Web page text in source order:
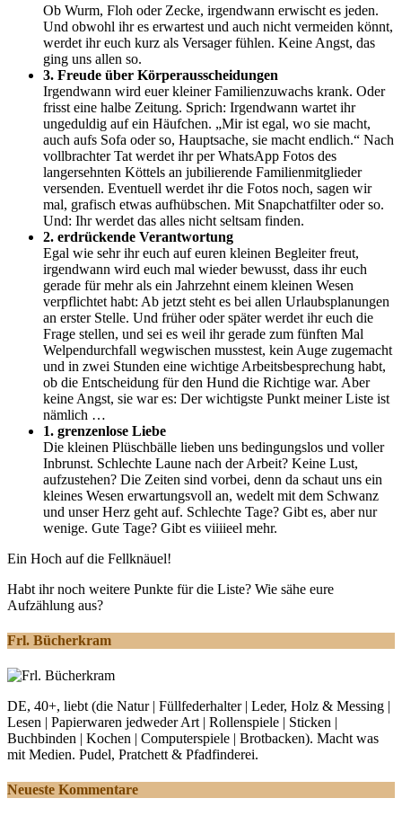
Ob Wurm, Floh oder Zecke, irgendwann erwischt es jeden.
Und obwohl ihr es erwartest und auch nicht vermeiden könnt,
werdet ihr euch kurz als Versager fühlen. Keine Angst, das
ging uns allen so.
3. Freude über Körperausscheidungen
Irgendwann wird euer kleiner Familienzuwachs krank. Oder
frisst eine halbe Zeitung. Sprich: Irgendwann wartet ihr
ungeduldig auf ein Häufchen. „Mir ist egal, wo sie macht,
auch aufs Sofa oder so, Hauptsache, sie macht endlich.“ Nach
vollbrachter Tat werdet ihr per WhatsApp Fotos des
langersehnten Köttels an jubilierende Familienmitglieder
versenden. Eventuell werdet ihr die Fotos noch, sagen wir
mal, grafisch etwas aufhübschen. Mit Snapchatfilter oder so.
Und: Ihr werdet das alles nicht seltsam finden.
2. erdrückende Verantwortung
Egal wie sehr ihr euch auf euren kleinen Begleiter freut,
irgendwann wird euch mal wieder bewusst, dass ihr euch
gerade für mehr als ein Jahrzehnt einem kleinen Wesen
verpflichtet habt: Ab jetzt steht es bei allen Urlaubsplanungen
an erster Stelle. Und früher oder später werdet ihr euch die
Frage stellen, und sei es weil ihr gerade zum fünften Mal
Welpendurchfall wegwischen musstest, kein Auge zugemacht
und in zwei Stunden eine wichtige Arbeitsbesprechung habt,
ob die Entscheidung für den Hund die Richtige war. Aber
keine Angst, sie war es: Der wichtigste Punkt meiner Liste ist
nämlich …
1. grenzenlose Liebe
Die kleinen Plüschbälle lieben uns bedingungslos und voller
Inbrunst. Schlechte Laune nach der Arbeit? Keine Lust,
aufzustehen? Die Zeiten sind vorbei, denn da schaut uns ein
kleines Wesen erwartungsvoll an, wedelt mit dem Schwanz
und unser Herz geht auf. Schlechte Tage? Gibt es, aber nur
wenige. Gute Tage? Gibt es viiiieel mehr.
Ein Hoch auf die Fellknäuel!
Habt ihr noch weitere Punkte für die Liste? Wie sähe eure
Aufzählung aus?
Frl. Bücherkram
DE, 40+, liebt (die Natur | Füllfederhalter | Leder, Holz & Messing |
Lesen | Papierwaren jedweder Art | Rollenspiele | Sticken |
Buchbinden | Kochen | Computerspiele | Brotbacken). Macht was
mit Medien. Pudel, Pratchett & Pfadfinderei.
Neueste Kommentare